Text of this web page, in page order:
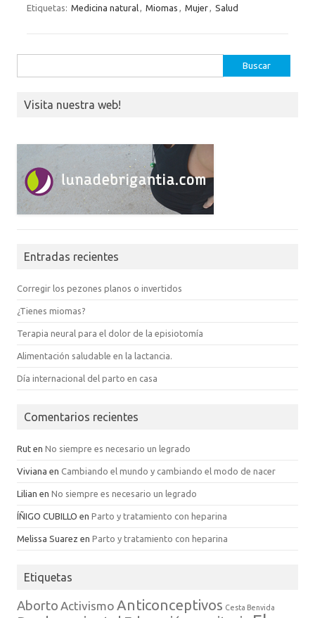
Etiquetas: Medicina natural Miomas Mujer Salud
Visita nuestra web!
Entradas recientes
Corregir los pezones planos o invertidos
¿Tienes miomas?
Terapia neural para el dolor de la episiotomía
Alimentación saludable en la lactancia.
Día internacional del parto en casa
Comentarios recientes
Rut en No siempre es necesario un legrado
Viviana en Cambiando el mundo y cambiando el modo de nacer
Lilian en No siempre es necesario un legrado
ÍÑIGO CUBILLO en Parto y tratamiento con heparina
Melissa Suarez en Parto y tratamiento con heparina
Etiquetas
Aborto Activismo Anticonceptivos Cesta Benvida